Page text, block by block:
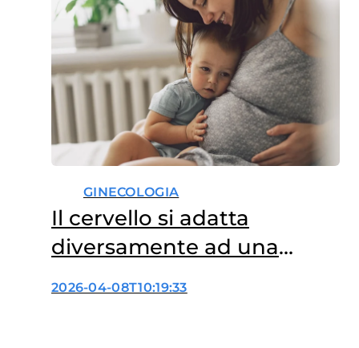
GINECOLOGIA
Il cervello si adatta
diversamente ad una
seconda gravidanza
2026-04-08T10:19:33